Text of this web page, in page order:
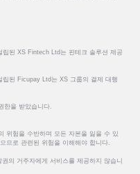
된 XS Fintech Ltd는 핀테크 솔루션 제공
된 Ficupay Ltd는 XS 그룹의 결제 대행
한을 받았습니다.
위험을 수반하며 모든 자본을 잃을 수 있
므로 관련된 위험을 이해해야 합니다.
의 거주자에게 서비스를 제공하지 않습니